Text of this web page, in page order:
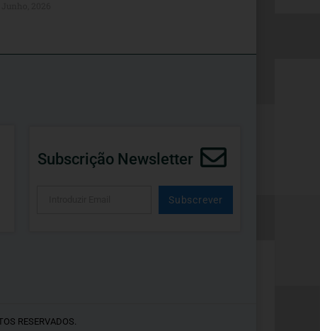
Subscrição Newsletter
Subscrever
RESERVADOS.